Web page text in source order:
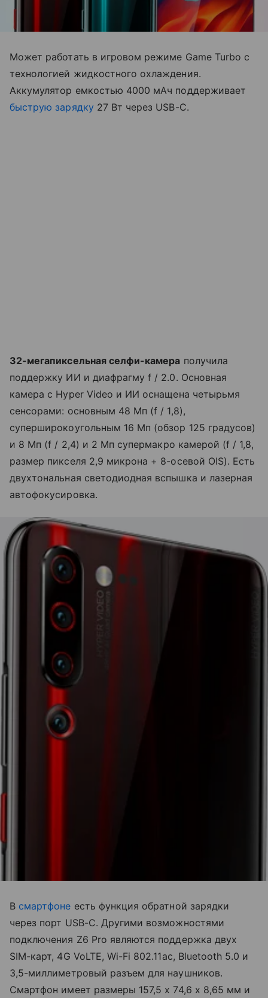
Может работать в игровом режиме Game Turbo с
технологией жидкостного охлаждения.
Аккумулятор емкостью 4000 мАч поддерживает
быструю зарядку 27 Вт через USB-C.
32-мегапиксельная селфи-камера получила
поддержку ИИ и диафрагму f / 2.0. Основная
камера с Hyper Video и ИИ оснащена четырьмя
сенсорами: основным 48 Мп (f / 1,8),
суперширокоугольным 16 Мп (обзор 125 градусов)
и 8 Мп (f / 2,4) и 2 Мп супермакро камерой (f / 1,8,
размер пикселя 2,9 микрона + 8-осевой OIS). Есть
двухтональная светодиодная вспышка и лазерная
автофокусировка.
В смартфоне есть функция обратной зарядки
через порт USB-C. Другими возможностями
подключения Z6 Pro являются поддержка двух
SIM-карт, 4G VoLTE, Wi-Fi 802.11ac, Bluetooth 5.0 и
3,5-миллиметровый разъем для наушников.
Смартфон имеет размеры 157,5 х 74,6 х 8,65 мм и